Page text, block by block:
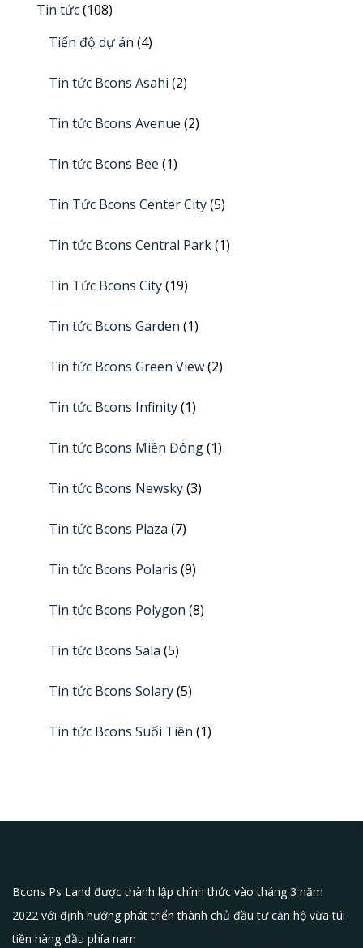
Tin tức(108)
Tiến độ dự án (4)
Tin tức Bcons Asahi (2)
Tin tức Bcons Avenue (2)
Tin tức Bcons Bee (1)
Tin Tức Bcons Center City(5)
Tin tức Bcons Central Park(1)
Tin Tức Bcons City(19)
Tin tức Bcons Garden (1)
Tin tức Bcons Green View(2)
Tin tức Bcons Infinity(1)
Tin tức Bcons Miền Đông(1)
Tin tức Bcons Newsky(3)
Tin tức Bcons Plaza (7)
Tin tức Bcons Polaris (9)
Tin tức Bcons Polygon (8)
Tin tức Bcons Sala (5)
Tin tức Bcons Solary(5)
Tin tức Bcons Suối Tiên (1)
Bcons Ps Land được thành lập chính thức vào tháng 3 năm
2022 với định hướng phát triển thành chủ đầu tư căn hộ vừa túi
tiền hàng đầu phía nam